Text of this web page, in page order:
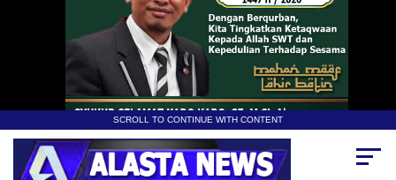
SCROLL TO CONTINUE WITH CONTENT